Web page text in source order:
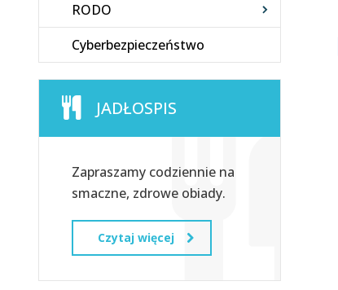
RODO
Cyberbezpieczeństwo
JADŁOSPIS
Zapraszamy codziennie na
smaczne, zdrowe obiady.
Czytaj więcej